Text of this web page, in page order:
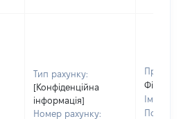
Тип рахунку:
[Конфіденційна
інформація]
Номер рахунку:
Фіщенко
Ім'я:
По